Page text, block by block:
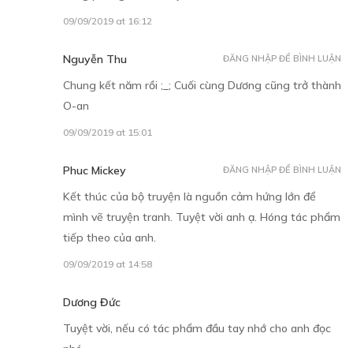
09/09/2019 at 16:12
Nguyễn Thu
Chung kết năm rồi ;_; Cuối cùng Dương cũng trở thành
O-an
09/09/2019 at 15:01
ĐĂNG NHẬP ĐỂ BÌNH LUẬN
Phuc Mickey
Kết thúc của bộ truyện là nguồn cảm hứng lớn để
mình vẽ truyện tranh. Tuyệt vời anh ạ. Hóng tác phẩm
tiếp theo của anh.
09/09/2019 at 14:58
ĐĂNG NHẬP ĐỂ BÌNH LUẬN
Dương Đức
Tuyệt vời, nếu có tác phẩm đầu tay nhớ cho anh đọc